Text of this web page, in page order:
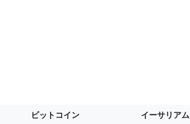
ビットコイン イーサリアム